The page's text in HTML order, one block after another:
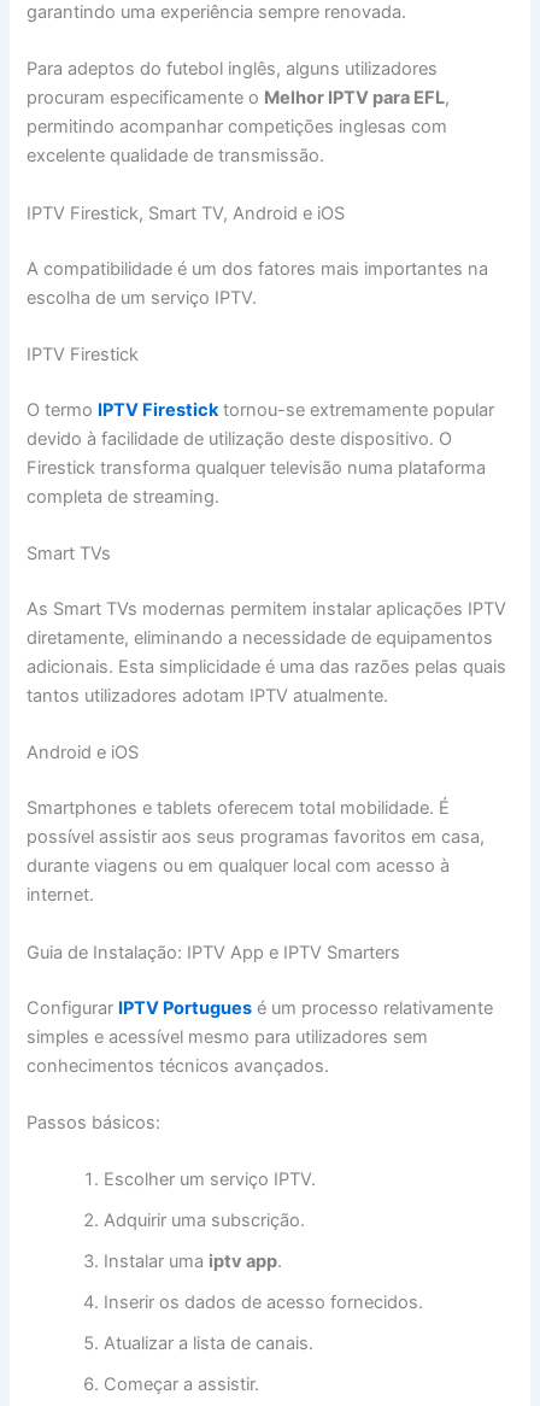
garantindo uma experiência sempre renovada.
Para adeptos do futebol inglês, alguns utilizadores
procuram especificamente o Melhor IPTV para EFL,
permitindo acompanhar competições inglesas com
excelente qualidade de transmissão.
IPTV Firestick, Smart TV, Android e iOS
A compatibilidade é um dos fatores mais importantes na
escolha de um serviço IPTV.
IPTV Firestick
O termo IPTV Firesticktornou-se extremamente popular
devido à facilidade de utilização deste dispositivo. O
Firestick transforma qualquer televisão numa plataforma
completa de streaming.
Smart TVs
As Smart TVs modernas permitem instalar aplicações IPTV
diretamente, eliminando a necessidade de equipamentos
adicionais. Esta simplicidade é uma das razões pelas quais
tantos utilizadores adotam IPTV atualmente.
Android e iOS
Smartphones e tablets oferecem total mobilidade. É
possível assistir aos seus programas favoritos em casa,
durante viagens ou em qualquer local com acesso à
internet.
Guia de Instalação: IPTV App e IPTV Smarters
Configurar IPTV Portugues é um processo relativamente
simples e acessível mesmo para utilizadores sem
conhecimentos técnicos avançados.
Passos básicos:
Escolher um serviço IPTV.
Adquirir uma subscrição.
Instalar uma iptv app.
Inserir os dados de acesso fornecidos.
Atualizar a lista de canais.
Começar a assistir.